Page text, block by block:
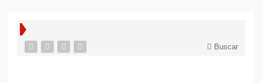
Buscar